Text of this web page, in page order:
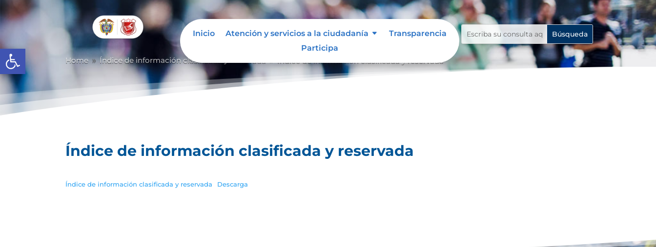
Abrir barra de herramientas
Inicio Atención y servicios a la ciudadanía
Transparencia
Participa
Home 9 Índice de información clasificada y reservada Índice de información clasificada y reservada
Índice de información clasificada y reservada
Índice de información clasificada y reservada Descarga